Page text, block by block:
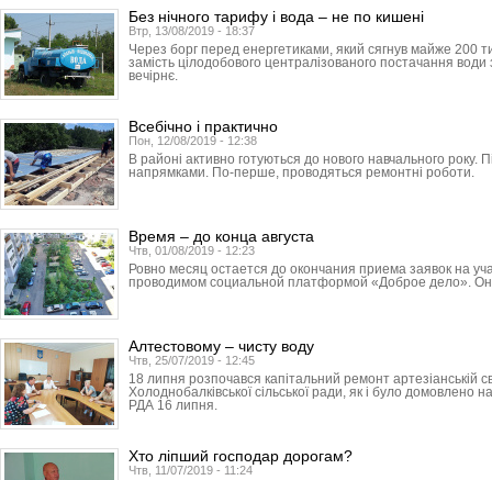
Без нічного тарифу і вода – не по кишені
Втр, 13/08/2019 - 18:37
Через борг перед енергетиками, який сягнув майже 200
замість цілодобового централізованого постачання
вечірнє.
Всебічно і практично
Пон, 12/08/2019 - 12:38
В районі активно готуються до нового навчального року.
напрямками. По-перше, проводяться ремонтні роботи.
Время – до конца августа
Чтв, 01/08/2019 - 12:23
Ровно месяц остается до окончания приема заявок на
проводимом социальной платформой «Доброе дело».
Алтестовому – чисту воду
Чтв, 25/07/2019 - 12:45
18 липня розпочався капітальний ремонт артезіанській
Холоднобалківської сільської ради, як і було домовлено
РДА 16 липня.
Хто ліпший господар дорогам?
Чтв, 11/07/2019 - 11:24